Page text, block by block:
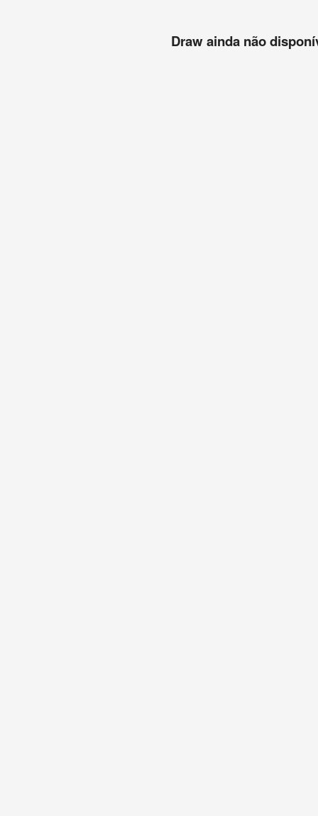
Draw ainda não